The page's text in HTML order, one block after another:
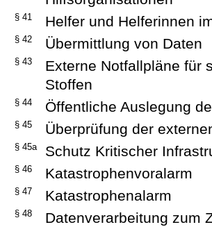
§ 41 Helfer und Helferinnen
§ 42 Übermittlung von Daten
§ 43
Externe Notfallpläne für
Stoffen
§ 44 Öffentliche Auslegung
§ 45 Überprüfung der
§ 45a Schutz Kritischer
§ 46 Katastrophenvoralarm
§ 47 Katastrophenalarm
§ 48
Datenverarbeitung zum